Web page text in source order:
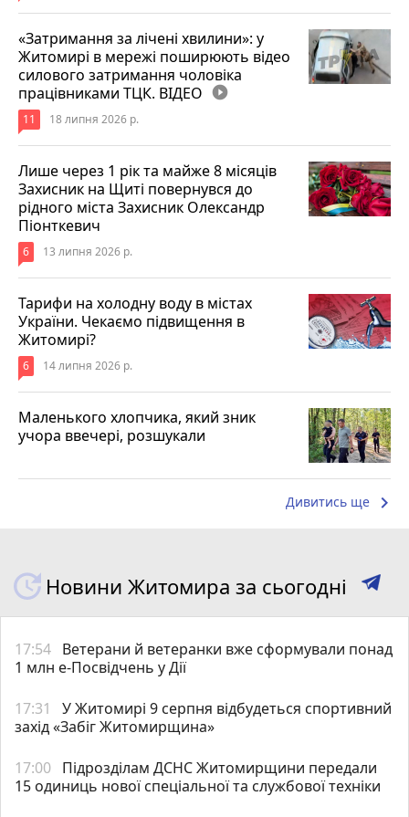
«Затримання за лічені хвилини»: у
Житомирі в мережі поширюють відео
силового затримання чоловіка
працівниками ТЦК. ВІДЕО play_circle_filled
11 18 липня 2026 р.
Лише через 1 рік та майже 8 місяців
Захисник на Щиті повернувся до
рідного міста Захисник Олександр
Піонткевич
6 13 липня 2026 р.
Тарифи на холодну воду в містах
України. Чекаємо підвищення в
Житомирі?
6 14 липня 2026 р.
Маленького хлопчика, який зник
учора ввечері, розшукали
Дивитись ще keyboard_arrow_right
Новини Житомира за сьогодні
17:54 Ветерани й ветеранки вже сформували понад
1 млн е-Посвідчень у Дії
17:31
У Житомирі 9 серпня відбудеться спортивний
захід «Забіг Житомирщина»
17:00 Підрозділам ДСНС Житомирщини передали
15 одиниць нової спеціальної та службової техніки